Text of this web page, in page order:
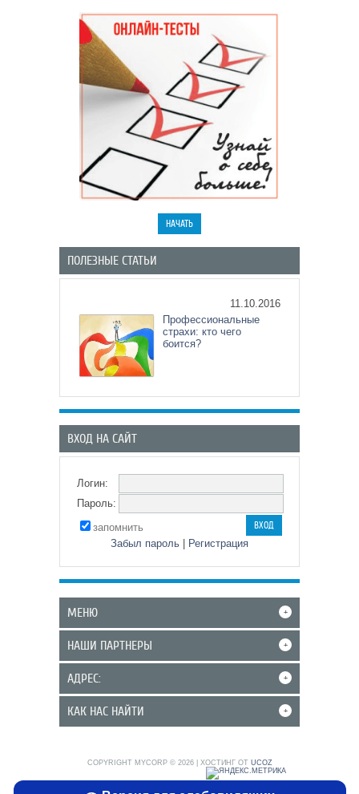
ПОЛЕЗНЫЕ СТАТЬИ
11.10.2016
Профессиональные
страхи: кто чего
боится?
ВХОД НА САЙТ
Логин:
Пароль:
запомнить
Забыл пароль | Регистрация
МЕНЮ +
НАШИ ПАРТНЕРЫ +
АДРЕС: +
КАК НАС НАЙТИ +
COPYRIGHT MYCORP © 2026| ХОСТИНГ ОТ UCOZ